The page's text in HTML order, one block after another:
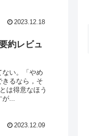
2023.12.18
約レビュ
い。「やめ
きるなら，そ
は得意なほう
が...
2023.12.09